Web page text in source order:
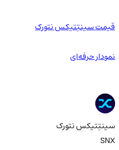
قیمت سینتِتیکس نتورک
نمودار حرفه‌ای
سینتِتیکس نتورک
SNX